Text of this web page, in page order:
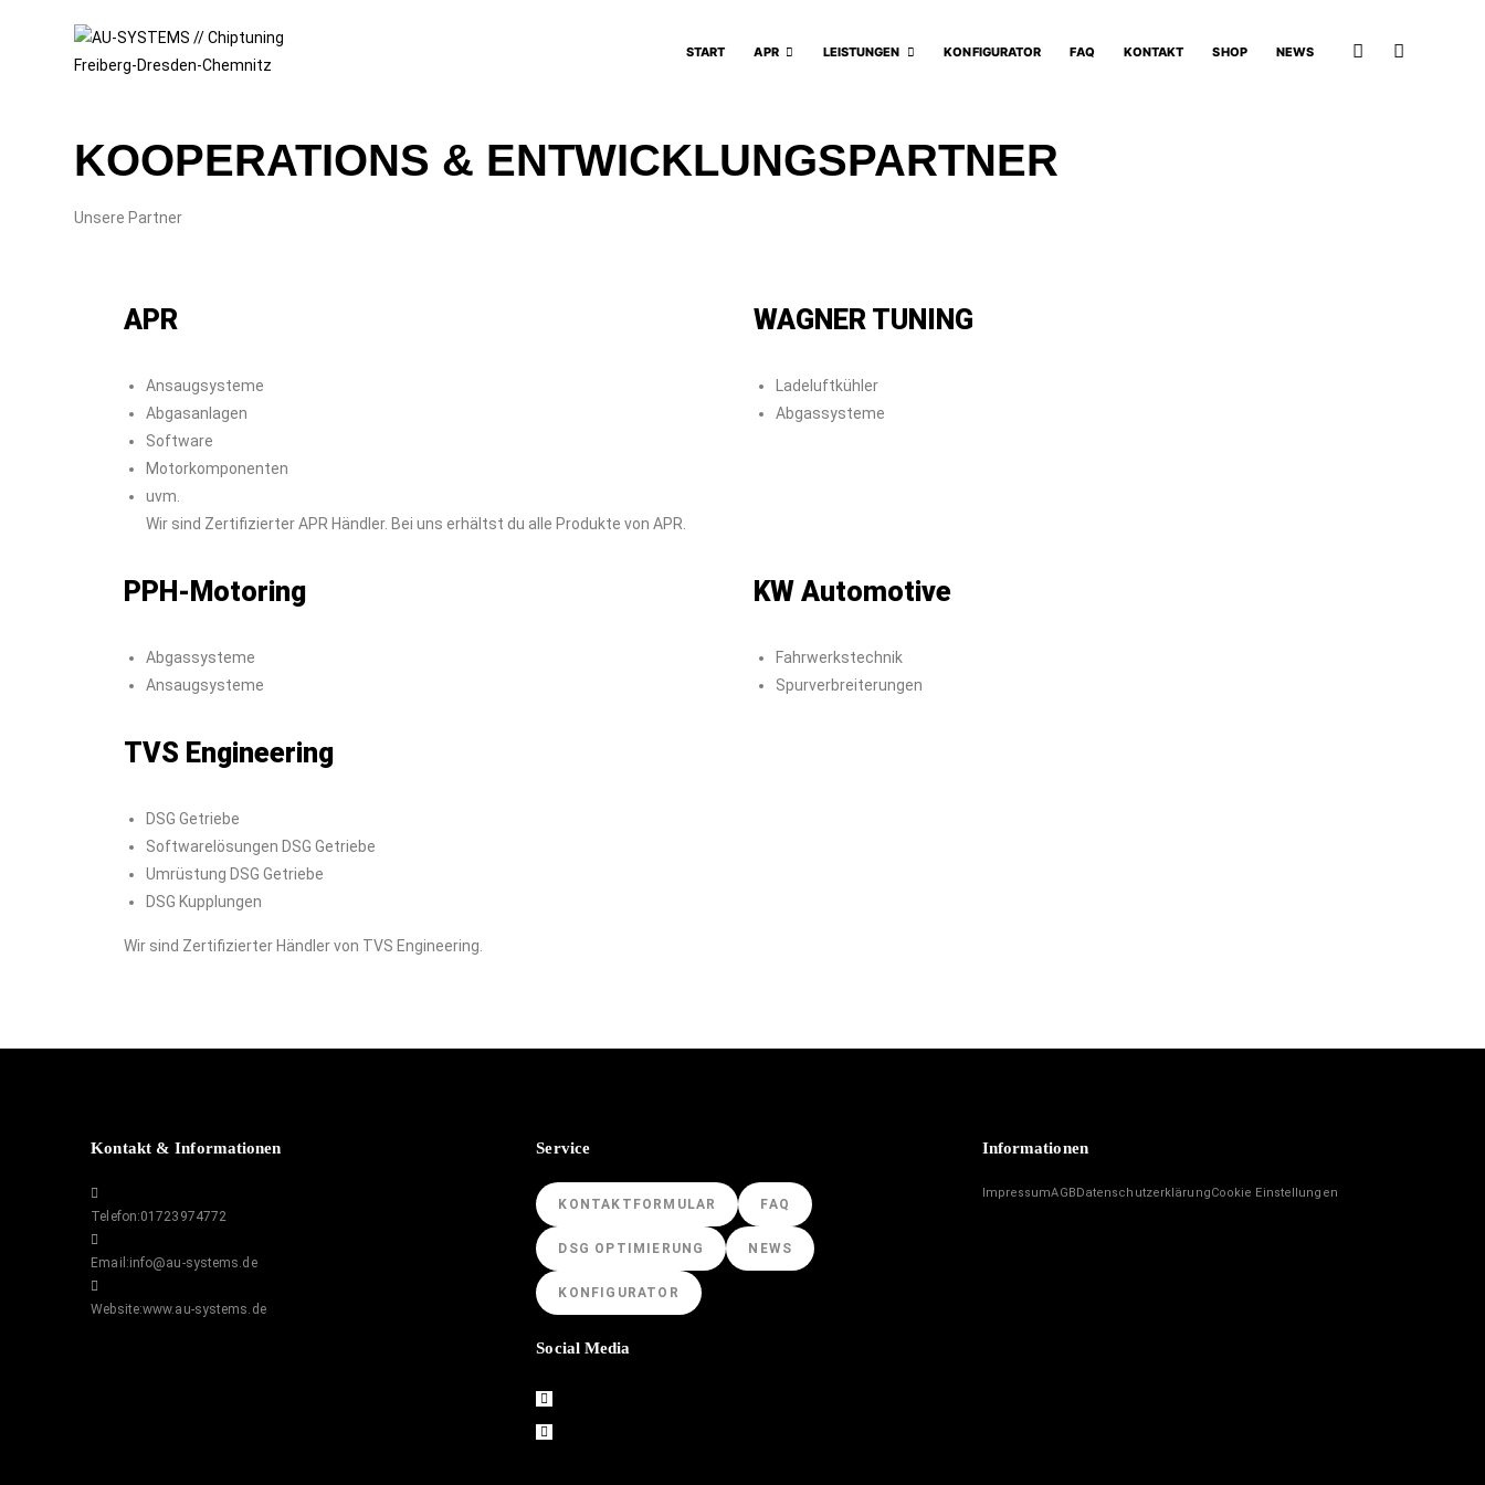
START APR LEISTUNGEN KONFIGURATOR FAQ KONTAKT SHOP NEWS
KOOPERATIONS & ENTWICKLUNGSPARTNER
Unsere Partner
APR
Ansaugsysteme
Abgasanlagen
Software
Motorkomponenten
uvm.
Wir sind Zertifizierter APR Händler. Bei uns erhältst du alle Produkte von APR.
WAGNER TUNING
Ladeluftkühler
Abgassysteme
PPH-Motoring
Abgassysteme
Ansaugsysteme
KW Automotive
Fahrwerkstechnik
Spurverbreiterungen
TVS Engineering
DSG Getriebe
Softwarelösungen DSG Getriebe
Umrüstung DSG Getriebe
DSG Kupplungen
Wir sind Zertifizierter Händler von TVS Engineering.
Kontakt & Informationen
Telefon:01723974772
Email:info@au-systems.de
Website:www.au-systems.de
Service
KONTAKTFORMULAR FAQ
DSG OPTIMIERUNG NEWS
KONFIGURATOR
Social Media
Informationen
ImpressumAGBDatenschutzerklärungCookie Einstellungen